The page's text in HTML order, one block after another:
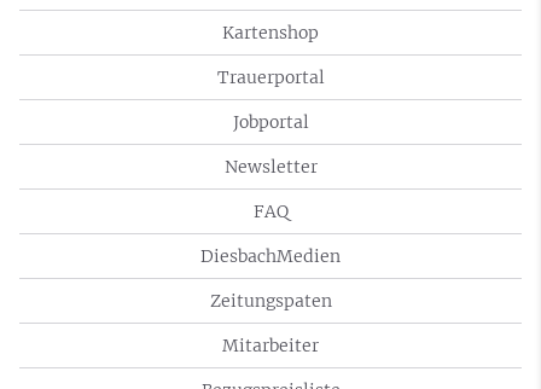
Kartenshop
Trauerportal
Jobportal
Newsletter
FAQ
DiesbachMedien
Zeitungspaten
Mitarbeiter